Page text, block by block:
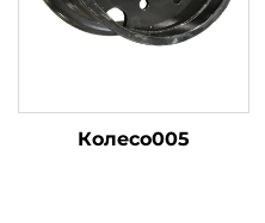
Колесо005